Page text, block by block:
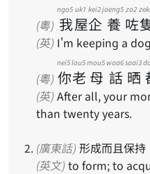
(粵) 我
ngo5
屋
uk1
企
kei2
養
joeng5
咗
zo2
(英) I'm keeping a
(粵) 你
nei5
老
lou5
母
mou5
話
waa6
晒
saai3
(英) After all, your
than twenty years.
(廣東話) 形成而且保持
(英文) to form; to